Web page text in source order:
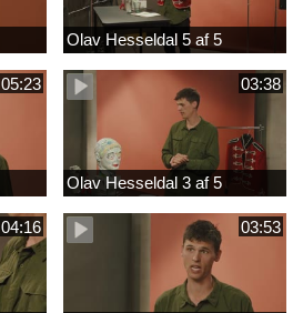
Olav Hesseldal 5 af 5
05:23 03:38
Olav Hesseldal 3 af 5
04:16 03:53